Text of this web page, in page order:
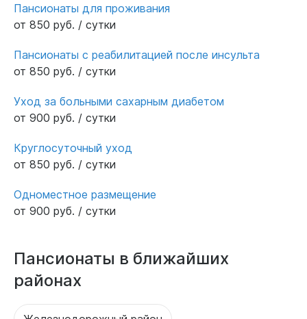
Пансионаты для проживания
от 850 руб. / сутки
Пансионаты с реабилитацией после инсульта
от 850 руб. / сутки
Уход за больными сахарным диабетом
от 900 руб. / сутки
Круглосуточный уход
от 850 руб. / сутки
Одноместное размещение
от 900 руб. / сутки
Пансионаты в ближайших
районах